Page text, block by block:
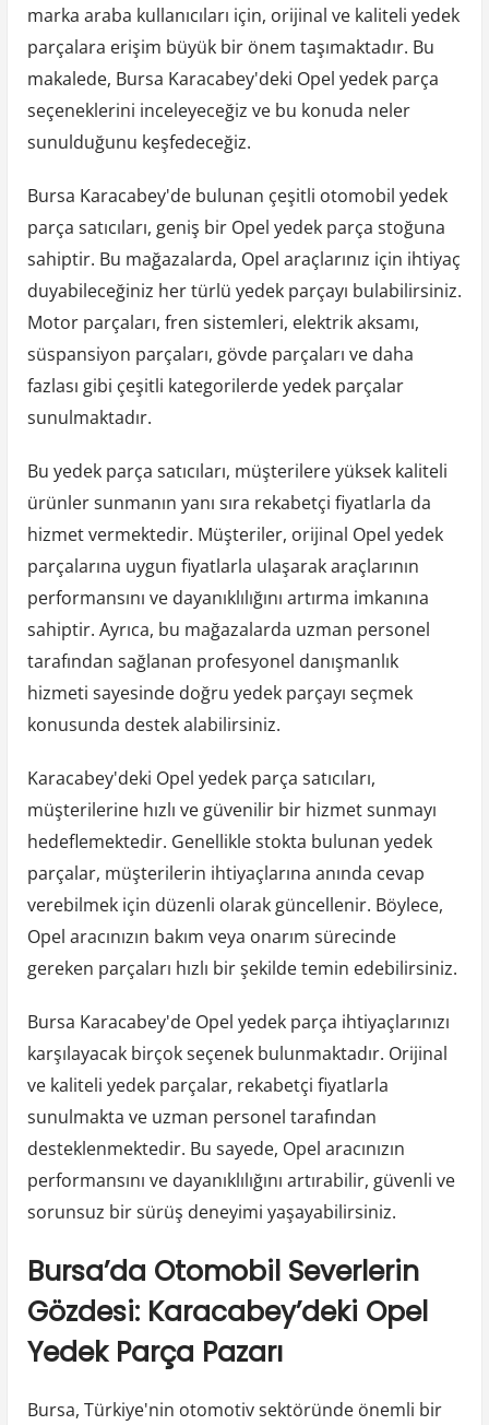
marka araba kullanıcıları için, orijinal ve kaliteli yedek
parçalara erişim büyük bir önem taşımaktadır. Bu
makalede, Bursa Karacabey'deki Opel yedek parça
seçeneklerini inceleyeceğiz ve bu konuda neler
sunulduğunu keşfedeceğiz.
Bursa Karacabey'de bulunan çeşitli otomobil yedek
parça satıcıları, geniş bir Opel yedek parça stoğuna
sahiptir. Bu mağazalarda, Opel araçlarınız için ihtiyaç
duyabileceğiniz her türlü yedek parçayı bulabilirsiniz.
Motor parçaları, fren sistemleri, elektrik aksamı,
süspansiyon parçaları, gövde parçaları ve daha
fazlası gibi çeşitli kategorilerde yedek parçalar
sunulmaktadır.
Bu yedek parça satıcıları, müşterilere yüksek kaliteli
ürünler sunmanın yanı sıra rekabetçi fiyatlarla da
hizmet vermektedir. Müşteriler, orijinal Opel yedek
parçalarına uygun fiyatlarla ulaşarak araçlarının
performansını ve dayanıklılığını artırma imkanına
sahiptir. Ayrıca, bu mağazalarda uzman personel
tarafından sağlanan profesyonel danışmanlık
hizmeti sayesinde doğru yedek parçayı seçmek
konusunda destek alabilirsiniz.
Karacabey'deki Opel yedek parça satıcıları,
müşterilerine hızlı ve güvenilir bir hizmet sunmayı
hedeflemektedir. Genellikle stokta bulunan yedek
parçalar, müşterilerin ihtiyaçlarına anında cevap
verebilmek için düzenli olarak güncellenir. Böylece,
Opel aracınızın bakım veya onarım sürecinde
gereken parçaları hızlı bir şekilde temin edebilirsiniz.
Bursa Karacabey'de Opel yedek parça ihtiyaçlarınızı
karşılayacak birçok seçenek bulunmaktadır. Orijinal
ve kaliteli yedek parçalar, rekabetçi fiyatlarla
sunulmakta ve uzman personel tarafından
desteklenmektedir. Bu sayede, Opel aracınızın
performansını ve dayanıklılığını artırabilir, güvenli ve
sorunsuz bir sürüş deneyimi yaşayabilirsiniz.
Bursa’da Otomobil Severlerin
Gözdesi: Karacabey’deki Opel
Yedek Parça Pazarı
Bursa, Türkiye'nin otomotiv sektöründe önemli bir